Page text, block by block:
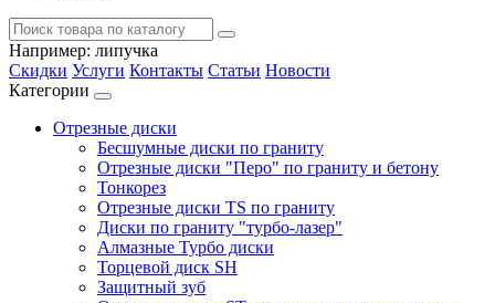
Например: липучка
Скидки Услуги Контакты Статьи Новости
Категории
Отрезные диски
Бесшумные диски по граниту
Отрезные диски "Перо" по граниту и бетону
Тонкорез
Отрезные диски TS по граниту
Диски по граниту "турбо-лазер"
Алмазные Турбо диски
Торцевой диск SH
Защитный зуб